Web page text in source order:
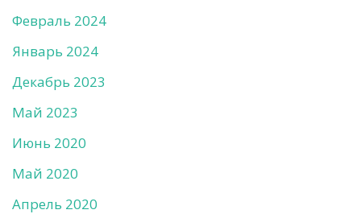
Февраль 2024
Январь 2024
Декабрь 2023
Май 2023
Июнь 2020
Май 2020
Апрель 2020